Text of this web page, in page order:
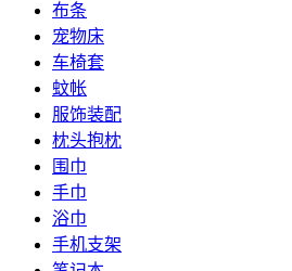
布条
宠物床
车椅套
蚊帐
服饰装配
枕头抱枕
围巾
手巾
浴巾
手机支架